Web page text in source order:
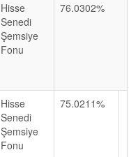
Hisse
Senedi
Şemsiye
Fonu
76.0302%
Hisse
Senedi
Şemsiye
Fonu
75.0211%